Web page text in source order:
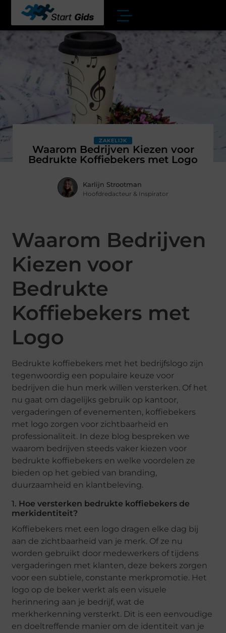
ZAKELIJK
Waarom Bedrijven Kiezen voor
Bedrukte Koffiebekers met Logo
Karlijn Strootman
Hoofdredacteur & Inspirator
Waarom Bedrijven
Kiezen voor
Bedrukte
Koffiebekers met
Logo
Bedrukte koffiebekers met het bedrijfslogo zijn
tegenwoordig een populaire keuze voor
bedrijven die hun merk willen versterken. Of het
nu gaat om dagelijks gebruik op kantoor,
vergaderingen of evenementen, koffiebekers
met logo zorgen voor zichtbaarheid en
professionaliteit. In deze blog bespreken we
waarom bedrijven steeds vaker kiezen voor
bedrukte koffiebekers en welke voordelen ze
bieden op het gebied van branding,
duurzaamheid en klantbeleving.
1. Hoe versterken bedrukte koffiebekers de
merkidentiteit?
Koffiebekers met een logo dragen elke dag bij
aan de zichtbaarheid van je merk. Of ze nu
worden gebruikt door medewerkers of tijdens
vergaderingen met klanten, deze bekers zorgen
voor een subtiele, constante merkpromotie. Het
logo op de beker werkt als een visuele
herinnering aan je bedrijf, wat de
merkherkenning versterkt. Dit is een eenvoudige
en doeltreffende manier om de identiteit van je